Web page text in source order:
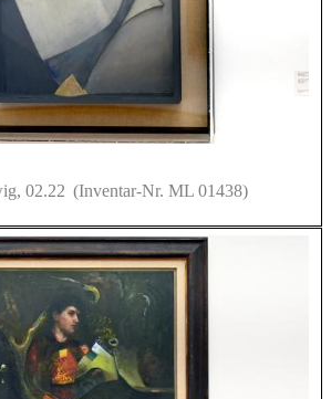
02.22 (Inventar-Nr. ML 01438)